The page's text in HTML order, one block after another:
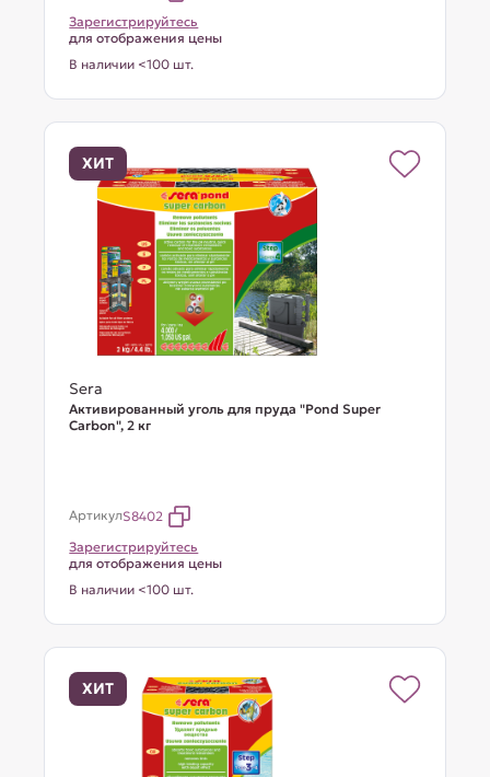
Зарегистрируйтесь
для отображения цены
В наличии <100 шт.
ХИТ
Sera
Активированный уголь для пруда "Pond Super
Carbon", 2 кг
АртикулS8402
Зарегистрируйтесь
для отображения цены
В наличии <100 шт.
ХИТ